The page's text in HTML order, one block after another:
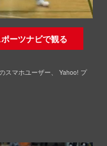
ポーツナビで観る
スマホユーザー、 Yahoo! プ